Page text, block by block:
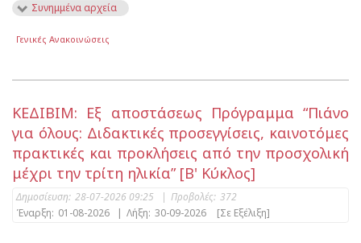
Συνημμένα αρχεία
Γενικές Ανακοινώσεις
ΚΕΔΙΒΙΜ: Εξ αποστάσεως Πρόγραμμα “Πιάνο
για όλους: Διδακτικές προσεγγίσεις, καινοτόμες
πρακτικές και προκλήσεις από την προσχολική
μέχρι την τρίτη ηλικία” [Β' Κύκλος]
Δημοσίευση: 28-07-2026 09:25 | Προβολές: 372
Έναρξη: 01-08-2026 | Λήξη: 30-09-2026 [Σε Εξέλιξη]